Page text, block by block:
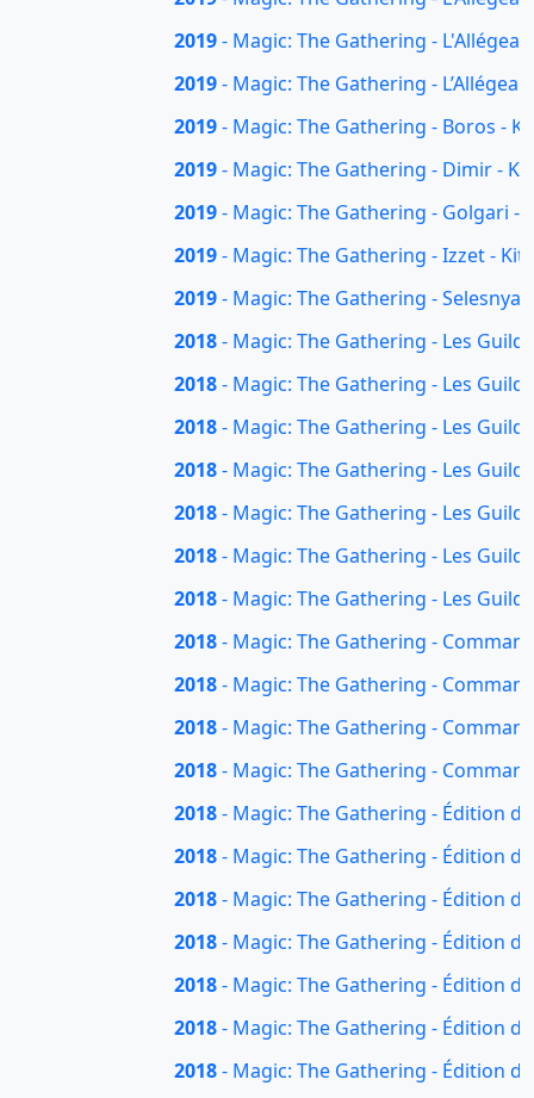
2019- Magic: The Gathering -
2019- Magic: The Gathering -
2019- Magic: The Gathering - Boros -
2019- Magic: The Gathering - Dimir -
2019- Magic: The Gathering - Golgari -
2019- Magic: The Gathering - Izzet - Kit
2019- Magic: The Gathering - Selesnya
2018- Magic: The Gathering - Les
2018- Magic: The Gathering - Les
2018- Magic: The Gathering - Les
2018- Magic: The Gathering - Les
2018- Magic: The Gathering - Les
2018- Magic: The Gathering - Les
2018- Magic: The Gathering - Les
2018- Magic: The Gathering -
2018- Magic: The Gathering -
2018- Magic: The Gathering -
2018- Magic: The Gathering -
2018- Magic: The Gathering - Édition
2018- Magic: The Gathering - Édition
2018- Magic: The Gathering - Édition
2018- Magic: The Gathering - Édition
2018- Magic: The Gathering - Édition
2018- Magic: The Gathering - Édition
2018- Magic: The Gathering - Édition